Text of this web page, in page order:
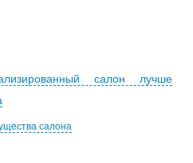
салон лучше
салона